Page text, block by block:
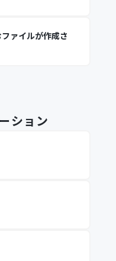
ァイルが作成さ
ション